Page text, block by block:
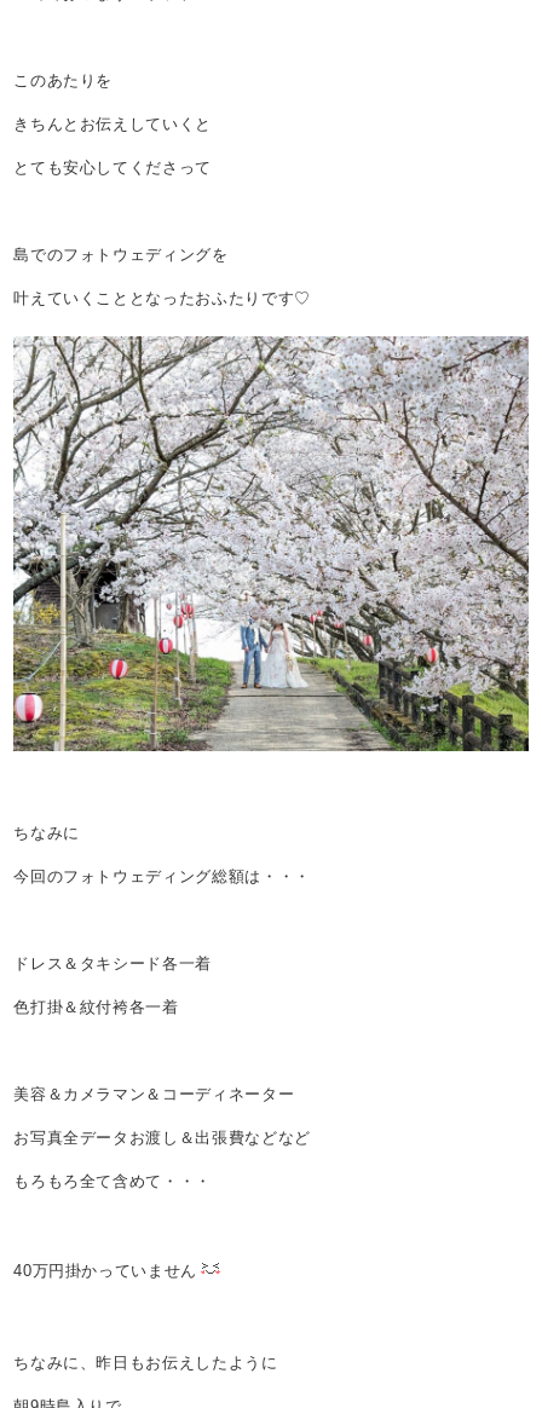
このあたりを
きちんとお伝えしていくと
とても安心してくださって
島でのフォトウェディングを
叶えていくこととなったおふたりです♡
ちなみに
今回のフォトウェディング総額は・・・
ドレス＆タキシード各一着
色打掛＆紋付袴各一着
美容＆カメラマン＆コーディネーター
お写真全データお渡し＆出張費などなど
もろもろ全て含めて・・・
40万円掛かっていません
ちなみに、昨日もお伝えしたように